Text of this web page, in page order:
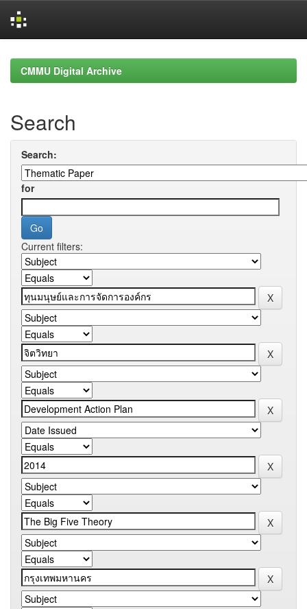
navigationCMMU Digital Archive
Search
Search:
for
Current filters: